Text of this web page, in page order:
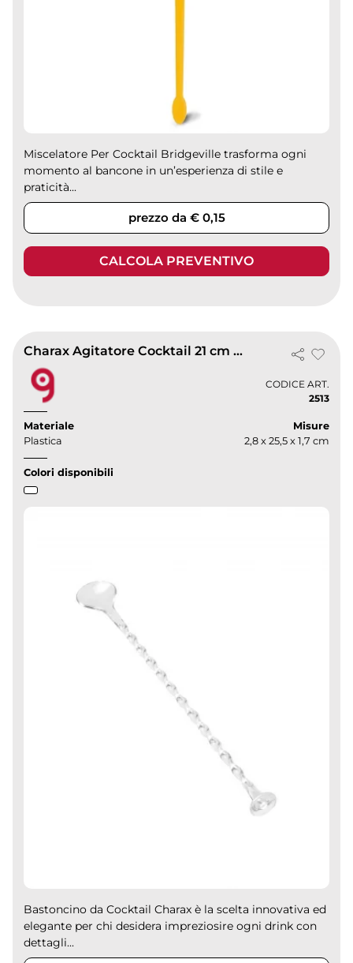
Miscelatore Per Cocktail Bridgeville trasforma ogni
momento al bancone in un’esperienza di stile e
praticità...
prezzo da € 0,15
CALCOLA PREVENTIVO
Charax Agitatore Cocktail 21 cm Trasparente Spiralato Plastica
CODICE ART.
2513
Materiale
Plastica
Misure
2,8 x 25,5 x 1,7 cm
Colori disponibili
Bastoncino da Cocktail Charax è la scelta innovativa ed
elegante per chi desidera impreziosire ogni drink con
dettagli...